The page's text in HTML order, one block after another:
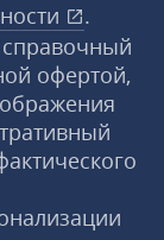
.
офертой,